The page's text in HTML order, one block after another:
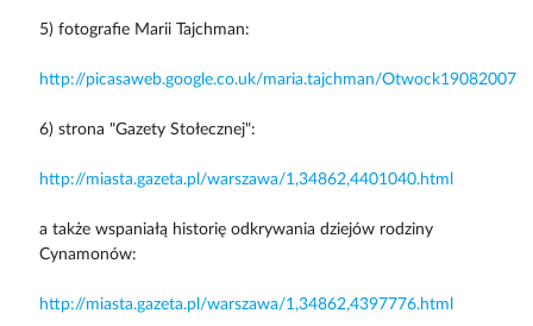
5) fotografie Marii Tajchman:
http://picasaweb.google.co.uk/maria.tajchman/Otwock19082007
6) strona "Gazety Stołecznej":
http://miasta.gazeta.pl/warszawa/1,34862,4401040.html
a także wspaniałą historię odkrywania dziejów rodziny
Cynamonów:
http://miasta.gazeta.pl/warszawa/1,34862,4397776.html